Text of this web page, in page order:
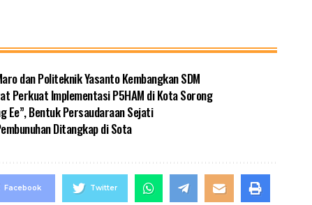
dan Politeknik Yasanto Kembangkan SDM
Perkuat Implementasi P5HAM di Kota Sorong
Ee”, Bentuk Persaudaraan Sejati
Ditangkap di Sota
Facebook Twitter